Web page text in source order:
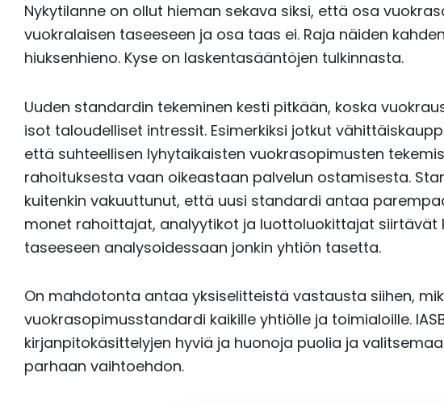
Nykytilanne on ollut hieman sekava siksi, että osa
vuokralaisen taseeseen ja osa taas ei. Raja näiden
hiuksenhieno. Kyse on laskentasääntöjen tulkinnasta.
Uuden standardin tekeminen kesti pitkään, koska
isot taloudelliset intressit. Esimerkiksi jotkut
että suhteellisen lyhytaikaisten vuokrasopimusten
rahoituksesta vaan oikeastaan palvelun ostamisesta.
kuitenkin vakuuttunut, että uusi standardi antaa
monet rahoittajat, analyytikot ja luottoluokittajat siirtävät
taseeseen analysoidessaan jonkin yhtiön tasetta.
On mahdotonta antaa yksiselitteistä vastausta siihen,
vuokrasopimusstandardi kaikille yhtiölle ja toimialoille.
kirjanpitokäsittelyjen hyviä ja huonoja puolia ja
parhaan vaihtoehdon.